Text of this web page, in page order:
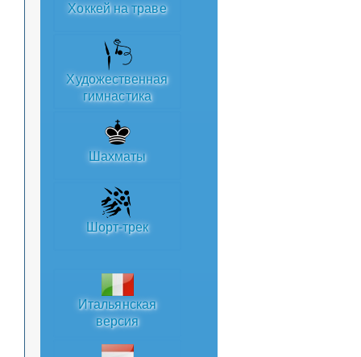
Хоккей на траве
Художественная
гимнастика
Шахматы
Шорт-трек
Итальянская
версия